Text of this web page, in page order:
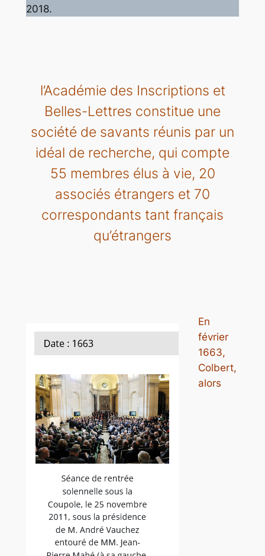
2018.
l’Académie des Inscriptions et
Belles-Lettres constitue une
société de savants réunis par un
idéal de recherche, qui compte
55 membres élus à vie, 20
associés étrangers et 70
correspondants tant français
qu’étrangers
En
février
1663,
Colbert,
alors